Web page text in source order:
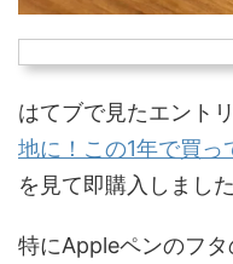
はてブで見たエント
地に！この1年で買っ
を見て即購入しました
特にAppleペンのフ